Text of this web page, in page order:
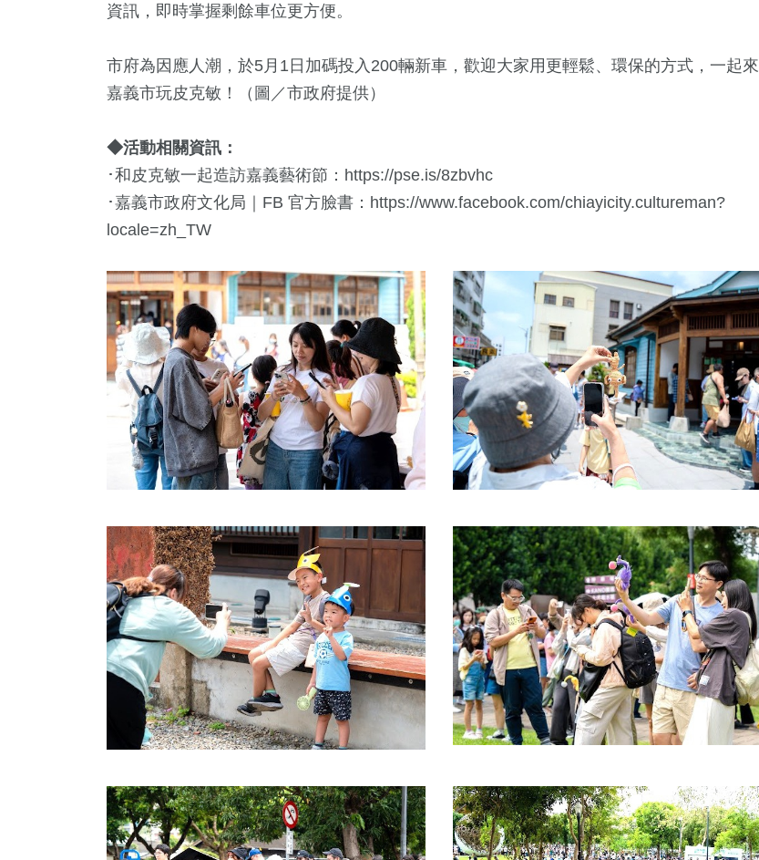
資訊，即時掌握剩餘車位更方便。
市府為因應人潮，於5月1日加碼投入200輛新車，歡迎大家用更輕鬆、環保的方式，一起來
嘉義市玩皮克敏！（圖／市政府提供）
◆活動相關資訊：
･和皮克敏一起造訪嘉義藝術節：https://pse.is/8zbvhc
･嘉義市政府文化局｜FB 官方臉書：https://www.facebook.com/chiayicity.cultureman?
locale=zh_TW